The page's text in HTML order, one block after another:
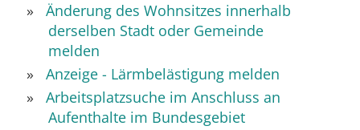
Änderung des Wohnsitzes innerhalb
derselben Stadt oder Gemeinde
melden
Anzeige - Lärmbelästigung melden
Arbeitsplatzsuche im Anschluss an
Aufenthalte im Bundesgebiet